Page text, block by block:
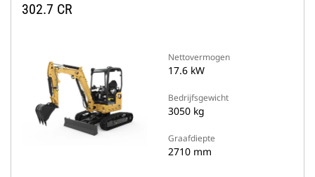
302.7 CR
Nettovermogen
17.6 kW
Bedrijfsgewicht
3050 kg
Graafdiepte
2710 mm